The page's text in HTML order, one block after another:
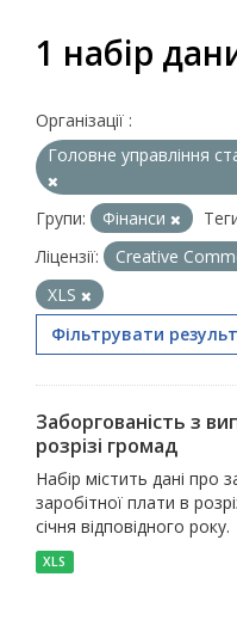
1 набір
Організації :
Головне управління
Групи: Фінанси
Ліцензії:
Creative
XLS
Фільтрувати
Заборгованість з
розрізі громад
Набір містить дані про
заробітної плати в
січня відповідного року.
XLS